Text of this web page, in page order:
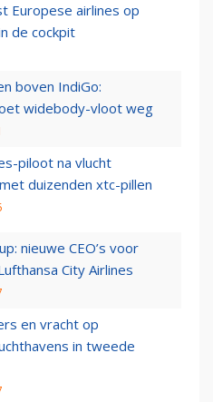
Europese airlines op
de cockpit
boven IndiGo:
widebody-vloot weg
piloot na vlucht
duizenden xtc-pillen
nieuwe CEO’s voor
City Airlines
en vracht op
in tweede